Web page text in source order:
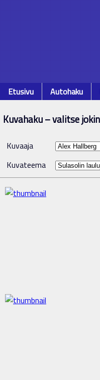
Etusivu Autohaku
Kuvahaku – valitse
Kuvaaja
Kuvateema